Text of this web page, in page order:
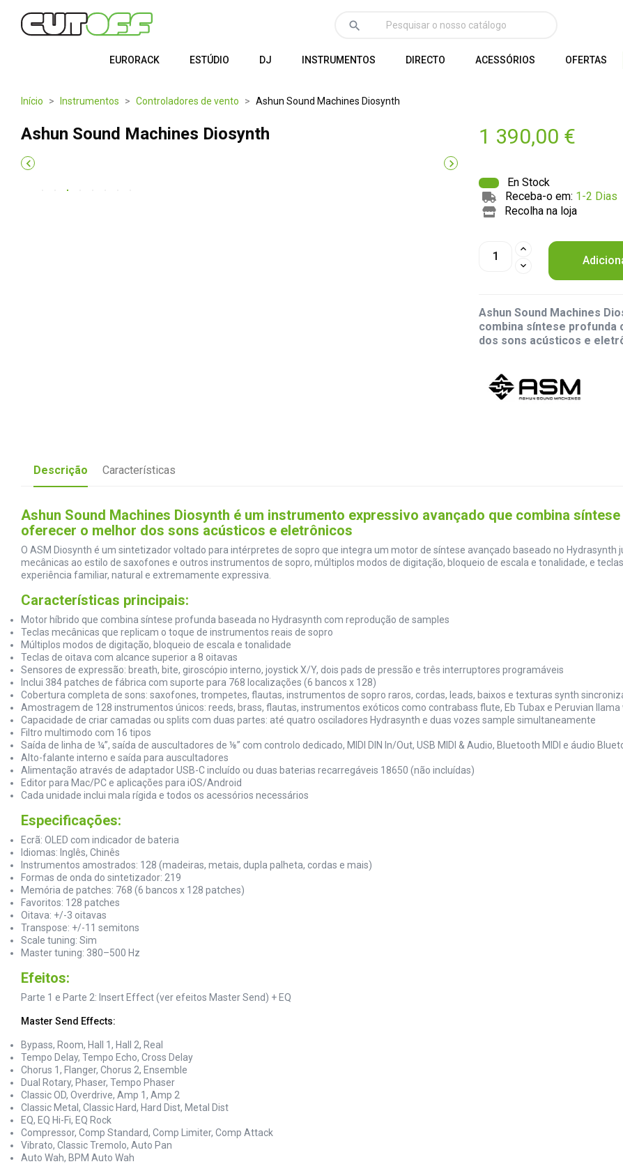
search
EURORACK ESTÚDIO DJ INSTRUMENTOS DIRECTO ACESSÓRIOS OFERTAS
Início Instrumentos Controladores de vento Ashun Sound Machines Diosynth
Ashun Sound Machines Diosynth
 
1 390,00 €
En Stock
Receba-o em: 1-2 Dias
Recolha na loja
Ashun Sound Machines
combina síntese profunda
dos sons acústicos e
Descrição Características
Ashun Sound Machines Diosynth é um instrumento expressivo avançado que combina
oferecer o melhor dos sons acústicos e eletrônicos
O ASM Diosynth é um sintetizador voltado para intérpretes de sopro que integra um motor de síntese avançado baseado no
mecânicas ao estilo de saxofones e outros instrumentos de sopro, múltiplos modos de digitação, bloqueio de escala e tonalidade, e
experiência familiar, natural e extremamente expressiva.
Características principais:
Motor híbrido que combina síntese profunda baseada no Hydrasynth com reprodução de samples
Teclas mecânicas que replicam o toque de instrumentos reais de sopro
Múltiplos modos de digitação, bloqueio de escala e tonalidade
Teclas de oitava com alcance superior a 8 oitavas
Sensores de expressão: breath, bite, giroscópio interno, joystick X/Y, dois pads de pressão e três interruptores programáveis
Inclui 384 patches de fábrica com suporte para 768 localizações (6 bancos x 128)
Cobertura completa de sons: saxofones, trompetes, flautas, instrumentos de sopro raros, cordas, leads, baixos e texturas synth
Amostragem de 128 instrumentos únicos: reeds, brass, flautas, instrumentos exóticos como contrabass flute, Eb Tubax e Peruvian llama
Capacidade de criar camadas ou splits com duas partes: até quatro osciladores Hydrasynth e duas vozes sample simultaneamente
Filtro multimodo com 16 tipos
Saída de linha de ¼”, saída de auscultadores de ⅛” com controlo dedicado, MIDI DIN In/Out, USB MIDI & Audio, Bluetooth MIDI e áudio
Alto-falante interno e saída para auscultadores
Alimentação através de adaptador USB-C incluído ou duas baterias recarregáveis 18650 (não incluídas)
Editor para Mac/PC e aplicações para iOS/Android
Cada unidade inclui mala rígida e todos os acessórios necessários
Especificações:
Ecrã: OLED com indicador de bateria
Idiomas: Inglês, Chinês
Instrumentos amostrados: 128 (madeiras, metais, dupla palheta, cordas e mais)
Formas de onda do sintetizador: 219
Memória de patches: 768 (6 bancos x 128 patches)
Favoritos: 128 patches
Oitava: +/-3 oitavas
Transpose: +/-11 semitons
Scale tuning: Sim
Master tuning: 380–500 Hz
Efeitos:
Parte 1 e Parte 2: Insert Effect (ver efeitos Master Send) + EQ
Master Send Effects:
Bypass, Room, Hall 1, Hall 2, Real
Tempo Delay, Tempo Echo, Cross Delay
Chorus 1, Flanger, Chorus 2, Ensemble
Dual Rotary, Phaser, Tempo Phaser
Classic OD, Overdrive, Amp 1, Amp 2
Classic Metal, Classic Hard, Hard Dist, Metal Dist
EQ, EQ Hi-Fi, EQ Rock
Compressor, Comp Standard, Comp Limiter, Comp Attack
Vibrato, Classic Tremolo, Auto Pan
Auto Wah, BPM Auto Wah